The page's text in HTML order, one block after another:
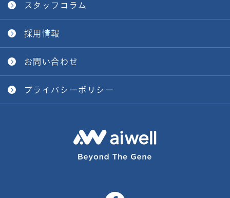
スタッフコラム
採用情報
お問い合わせ
プライバシーポリシー